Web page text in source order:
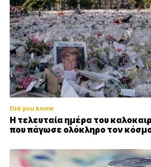
Did you know
Η τελευταία ημέρα του
που πάγωσε ολόκληρο τον